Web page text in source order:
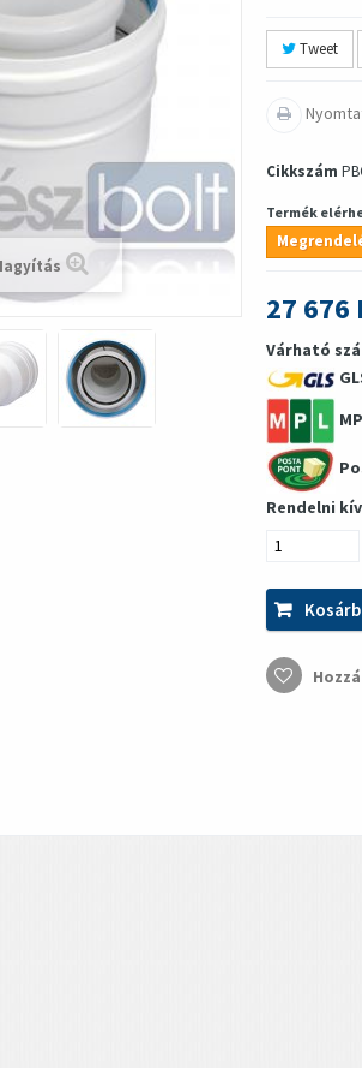
Tweet
Cikkszám
Termék
27 676
Várható
Rendelni